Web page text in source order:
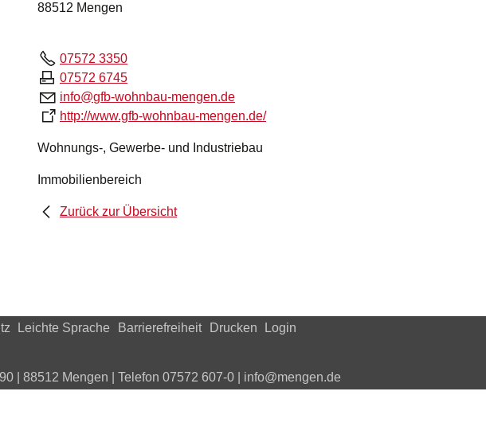
88512 Mengen
07572 3350
07572 6745
nf
gfb-w hnb -m ng n d
http://www.gfb-wohnbau-mengen.de/
Wohnungs-, Gewerbe- und Industriebau
Immobilienbereich
Zurück zur Übersicht
Leichte Sprache Barrierefreiheit Drucken Login
| 88512 Mengen | Telefon 07572 607-0 | info@mengen.de